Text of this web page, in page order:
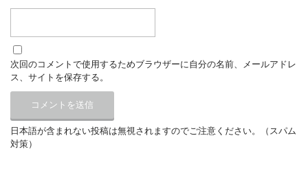
次回のコメントで使用するためブラウザーに自分の名前、メールアドレ
ス、サイトを保存する。
日本語が含まれない投稿は無視されますのでご注意ください。（スパム
対策）